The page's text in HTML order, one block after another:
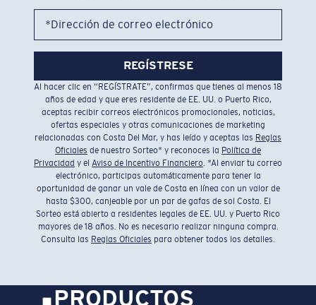
*Dirección de correo electrónico
REGÍSTRESE
Al hacer clic en “REGÍSTRATE”, confirmas que tienes al menos 18
años de edad y que eres residente de EE. UU. o Puerto Rico,
aceptas recibir correos electrónicos promocionales, noticias,
ofertas especiales y otras comunicaciones de marketing
relacionadas con Costa Del Mar, y has leído y aceptas las Reglas
Oficiales de nuestro Sorteo* y reconoces la Política de
Privacidad y el Aviso de Incentivo Financiero. *Al enviar tu correo
electrónico, participas automáticamente para tener la
oportunidad de ganar un vale de Costa en línea con un valor de
hasta $300, canjeable por un par de gafas de sol Costa. El
Sorteo está abierto a residentes legales de EE. UU. y Puerto Rico
mayores de 18 años. No es necesario realizar ninguna compra.
Consulta las Reglas Oficiales para obtener todos los detalles.
PRODUCTOS